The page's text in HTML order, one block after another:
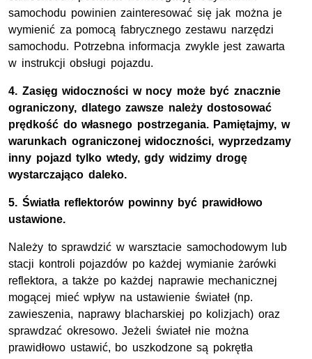
samochodu powinien zainteresować się jak można je
wymienić za pomocą fabrycznego zestawu narzędzi
samochodu. Potrzebna informacja zwykle jest zawarta
w instrukcji obsługi pojazdu.
4. Zasięg widoczności w nocy może być znacznie
ograniczony, dlatego zawsze należy dostosować
prędkość do własnego postrzegania. Pamiętajmy, w
warunkach ograniczonej widoczności, wyprzedzamy
inny pojazd tylko wtedy, gdy widzimy drogę
wystarczająco daleko.
5. Światła reflektorów powinny być prawidłowo
ustawione.
Należy to sprawdzić w warsztacie samochodowym lub
stacji kontroli pojazdów po każdej wymianie żarówki
reflektora, a także po każdej naprawie mechanicznej
mogącej mieć wpływ na ustawienie świateł (np.
zawieszenia, naprawy blacharskiej po kolizjach) oraz
sprawdzać okresowo. Jeżeli świateł nie można
prawidłowo ustawić, bo uszkodzone są pokrętła